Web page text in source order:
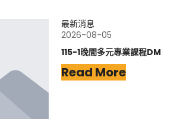
最新消息
2026-08-05
115-1晚間多元專業課程DM
Read More